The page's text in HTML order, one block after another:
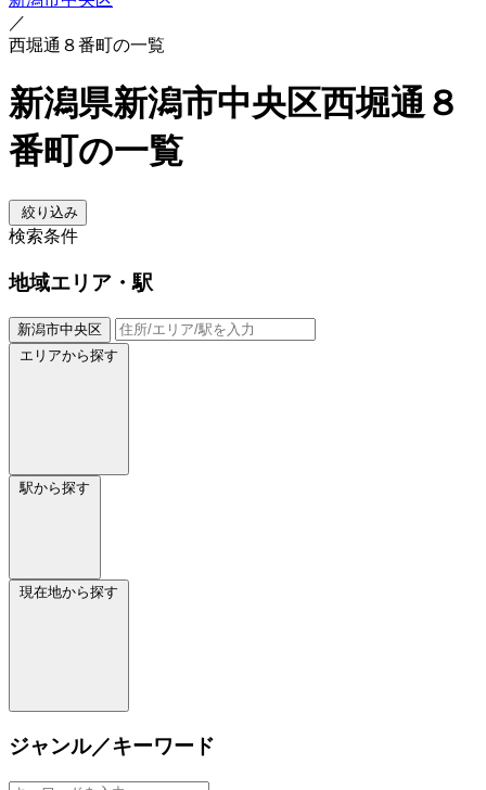
／
西堀通８番町の一覧
新潟県新潟市中央区西堀通８
番町の一覧
絞り込み
検索条件
地域エリア・駅
新潟市中央区
エリアから探す
駅から探す
現在地から探す
ジャンル／キーワード